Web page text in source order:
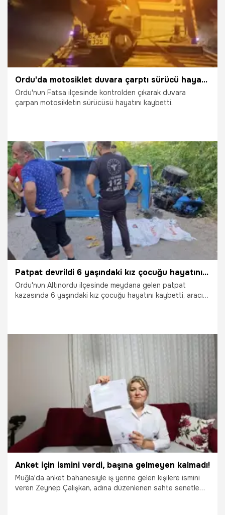
Ordu'da motosiklet duvara çarptı sürücü hayatını kaybetti
Ordu'nun Fatsa ilçesinde kontrolden çıkarak duvara
çarpan motosikletin sürücüsü hayatını kaybetti.
28.07.2026 Gündem
Patpat devrildi 6 yaşındaki kız çocuğu hayatını kaybetti
Ordu'nun Altınordu ilçesinde meydana gelen patpat
kazasında 6 yaşındaki kız çocuğu hayatını kaybetti, aracı
Gündem
Anket için ismini verdi, başına gelmeyen kalmadı!
Muğla'da anket bahanesiyle iş yerine gelen kişilere ismini
veren Zeynep Çalışkan, adına düzenlenen sahte senetle